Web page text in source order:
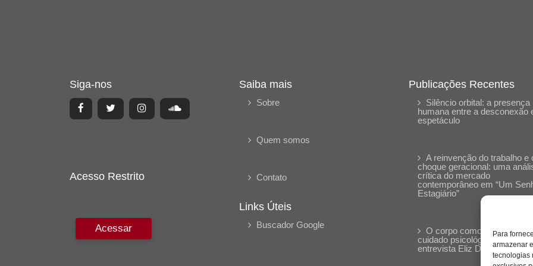
Para
armazenar
tecnologias
Siga-nos
Acesso Restrito
Acessar
Saiba mais
Sobre
Quem somos
Contato
Links Úteis
Buscador Google
Publicações Recentes
Silêncio orbital: a presença
humana entre a desconexão
espetáculo
A reinvenção do trabalho e
choque geracional: uma
crítica do mercado
contemporâneo em “Um
Estagiário”
O corpo como expressão
cuidado psicológico:
entrevista Eliz Dorneles